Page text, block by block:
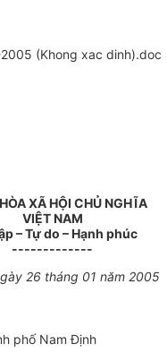
(Khong xac dinh).doc
XÃ HỘI CHỦ NGHĨA
VIỆT NAM
– Tự do – Hạnh phúc
-------------
26 tháng 01 năm 2005
phố Nam Định